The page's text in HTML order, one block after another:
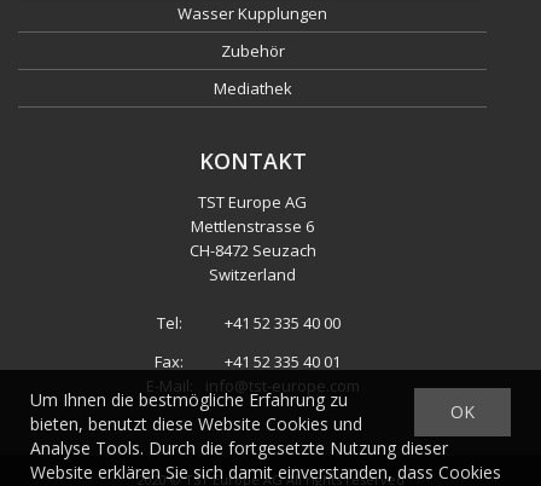
Wasser Kupplungen
Zubehör
Mediathek
KONTAKT
TST Europe AG
Mettlenstrasse 6
CH-8472 Seuzach
Switzerland
Tel:
+41 52 335 40 00
Fax:
+41 52 335 40 01
E-Mail:
info@tst-europe.com
2020 ©TST Europe AGAll rights reserved
OK
Um Ihnen die bestmögliche Erfahrung zu
bieten, benutzt diese Website Cookies und
Analyse Tools. Durch die fortgesetzte Nutzung dieser
Website erklären Sie sich damit einverstanden, dass Cookies